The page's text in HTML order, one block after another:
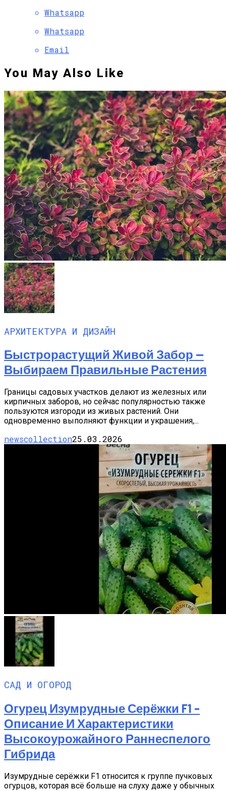
Whatsapp
Whatsapp
Email
You May Also Like
АРХИТЕКТУРА И ДИЗАЙН
Быстрорастущий Живой Забор —
Выбираем Правильные Растения
Границы садовых участков делают из железных или
кирпичных заборов, но сейчас популярностью также
пользуются изгороди из живых растений. Они
одновременно выполняют функции и украшения,...
newscollection25.03.2026
САД И ОГОРОД
Огурец Изумрудные Серёжки F1 –
Описание И Характеристики
Высокоурожайного Раннеспелого
Гибрида
Изумрудные серёжки F1 относится к группе пучковых
огурцов, которая всё больше на слуху даже у обычных